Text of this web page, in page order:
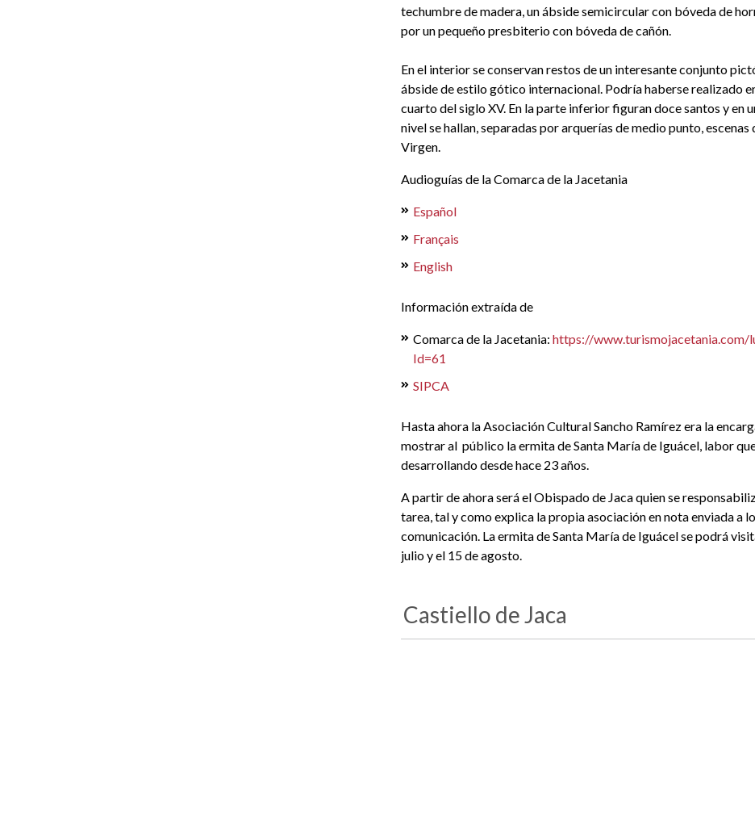
techumbre de madera, un ábside semicircular con bóveda de
por un pequeño presbiterio con bóveda de cañón.
En el interior se conservan restos de un interesante conjunto
ábside de estilo gótico internacional. Podría haberse realizado
cuarto del siglo XV. En la parte inferior figuran doce santos y en
nivel se hallan, separadas por arquerías de medio punto, escenas
Virgen.
Audioguías de la Comarca de la Jacetania
Español
Français
English
Información extraída de
Comarca de la Jacetania: https://www.turismojacetania.com/
Id=61
SIPCA
Hasta ahora la Asociación Cultural Sancho Ramírez era la
mostrar al público la ermita de Santa María de Iguácel, labor
desarrollando desde hace 23 años.
A partir de ahora será el Obispado de Jaca quien se
tarea, tal y como explica la propia asociación en nota enviada a
comunicación. La ermita de Santa María de Iguácel se podrá
julio y el 15 de agosto.
Castiello de Jaca